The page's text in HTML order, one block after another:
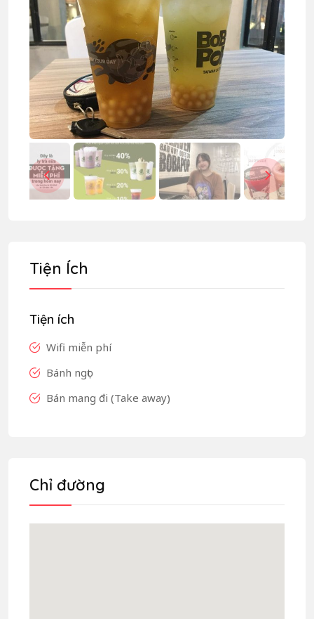
Tiện Ích
Tiện ích
Wifi miễn phí
Bánh ngọt
Bán mang đi (Take away)
Chỉ đường